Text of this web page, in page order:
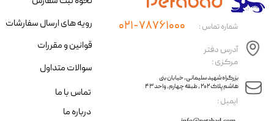
​ایمیل :
آدرس دفتر
مرکزی :
​​بزرگراه شهید سلیمانی، خیابان بنی
هاشم پلاک ۲۰۲ ، طبقه چهارم، واحد ۴۳
شماره تماس : ۰۲۱-۷۸۷۶۱۰۰۰
رویه های ارسال سفارشات
قوانین و مقررات
سوالات متداول
تماس با ما
درباره ما